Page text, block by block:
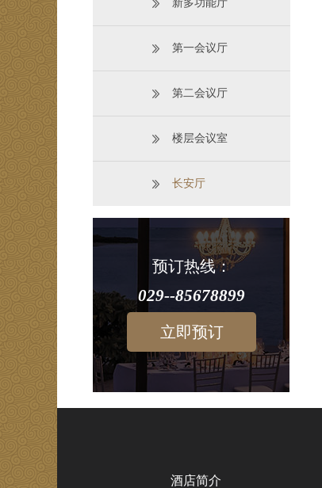
新多功能厅
第一会议厅
第二会议厅
楼层会议室
长安厅
预订热线：
029--85678899
立即预订
酒店简介